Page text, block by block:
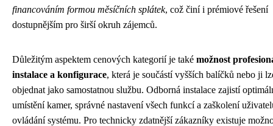
financováním formou měsíčních splátek, což činí i prémiové řešení
dostupnějším pro širší okruh zájemců.
Důležitým aspektem cenových kategorií je také možnost
instalace a konfigurace, která je součástí vyšších balíčků nebo ji
objednat jako samostatnou službu. Odborná instalace zajistí
umístění kamer, správné nastavení všech funkcí a zaškolení
ovládání systému. Pro technicky zdatnější zákazníky existuje